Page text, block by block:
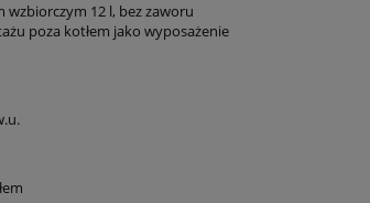
wzbiorczym 12 l, bez zaworu
poza kotłem jako wyposażenie